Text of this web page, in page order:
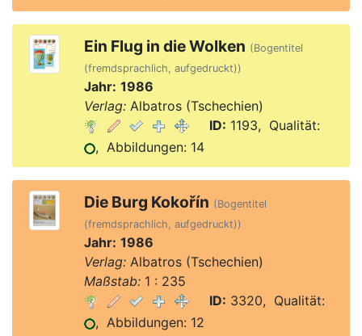
Ein Flug in die Wolken (Bogentitel
(fremdsprachlich, aufgedruckt))
Jahr: 1986
Verlag:Albatros (Tschechien)
ID: 1193, Qualität:
, Abbildungen: 14
Die Burg Kokořín (Bogentitel
(fremdsprachlich, aufgedruckt))
Jahr: 1986
Verlag:Albatros (Tschechien)
Maßstab:1 : 235
ID: 3320, Qualität:
, Abbildungen: 12